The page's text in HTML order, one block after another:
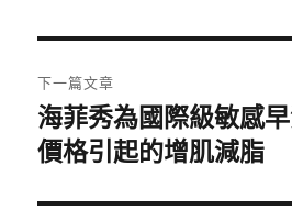
覽
文
章:
下一篇文章
下
一
文
海菲秀為國際級敏感
價格引起的增肌減脂